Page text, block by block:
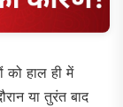
को हाल ही में
या तुरंत बाद